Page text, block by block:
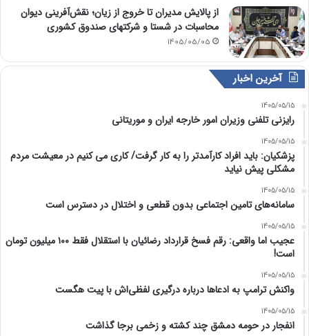
از پالایش مدیران تا خروج از زیان؛ نقش‌آفرینی دیوان
محاسبات در شستا و شرکتهای صندوق کشوری
1405/05/05
آخرین اخبار
1405/05/15
رایزنی تلفنی وزیران امور خارجه ایران و موریتانی
1405/05/15
پزشکیان: باید افراد کارآمدتر را به کار گرفت/ کاری می کنیم در معیشت مردم
مشکلی پیش نیاید
1405/05/15
سامانه‌های تامین اجتماعی بدون قطعی و اختلال در دسترس است
1405/05/15
عجیب اما واقعی: رقم فسخ قرارداد رضائیان با استقلال فقط ۱۰۰ میلیون تومان
است!
1405/05/15
واکنش ترامپ به ادعاها درباره درگیری لفظی‌اش با پیت هگست
1405/05/15
انفجار در حومه دمشق چند کشته و زخمی برجا گذاشت